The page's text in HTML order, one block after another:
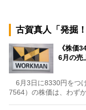
古賀真人「発掘
《株価
6月の売
6月3日に8330円をつ
7564）の株価は、わず